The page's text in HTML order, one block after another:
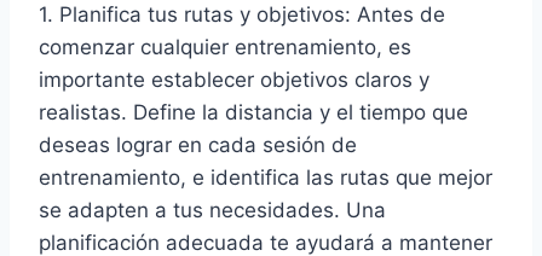
1. Planifica tus rutas y objetivos: Antes de
comenzar cualquier entrenamiento, es
importante establecer objetivos claros y
realistas. Define la distancia y el tiempo que
deseas lograr en cada sesión de
entrenamiento, e identifica las rutas que mejor
se adapten a tus necesidades. Una
planificación adecuada te ayudará a mantener